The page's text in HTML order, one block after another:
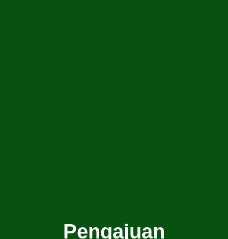
Pengajuan